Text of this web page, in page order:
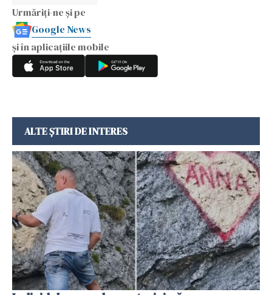
Urmăriți-ne și pe
Google News
și în aplicațiile mobile
ALTE ȘTIRI DE INTERES